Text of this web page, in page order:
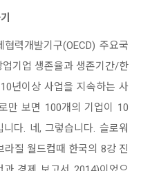
력개발기구(OECD) 주요국
기업 생존율과 생존기간/한
년이상 사업을 지속하는 사
만 보면 100개의 기업이 10
다. 네, 그렇습니다. 슬로워
질 월드컵때 한국의 8강 진